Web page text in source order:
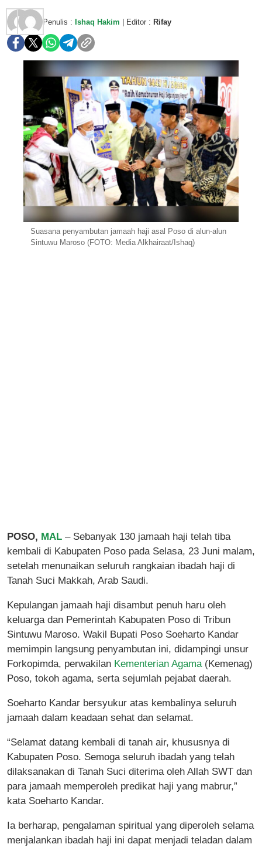
Penulis : Ishaq Hakim | Editor : Rifay
Suasana penyambutan jamaah haji asal Poso di alun-alun
Sintuwu Maroso (FOTO: Media Alkhairaat/Ishaq)
POSO, MAL – Sebanyak 130 jamaah haji telah tiba
kembali di Kabupaten Poso pada Selasa, 23 Juni malam,
setelah menunaikan seluruh rangkaian ibadah haji di
Tanah Suci Makkah, Arab Saudi.
Kepulangan jamaah haji disambut penuh haru oleh
keluarga dan Pemerintah Kabupaten Poso di Tribun
Sintuwu Maroso. Wakil Bupati Poso Soeharto Kandar
memimpin langsung penyambutan ini, didampingi unsur
Forkopimda, perwakilan Kementerian Agama(Kemenag)
Poso, tokoh agama, serta sejumlah pejabat daerah.
Soeharto Kandar bersyukur atas kembalinya seluruh
jamaah dalam keadaan sehat dan selamat.
“Selamat datang kembali di tanah air, khususnya di
Kabupaten Poso. Semoga seluruh ibadah yang telah
dilaksanakan di Tanah Suci diterima oleh Allah SWT dan
para jamaah memperoleh predikat haji yang mabrur,”
kata Soeharto Kandar.
Ia berharap, pengalaman spiritual yang diperoleh selama
menjalankan ibadah haji ini dapat menjadi teladan dalam